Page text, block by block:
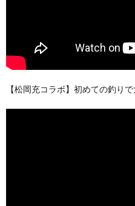
【松岡充コラボ】初めての釣り